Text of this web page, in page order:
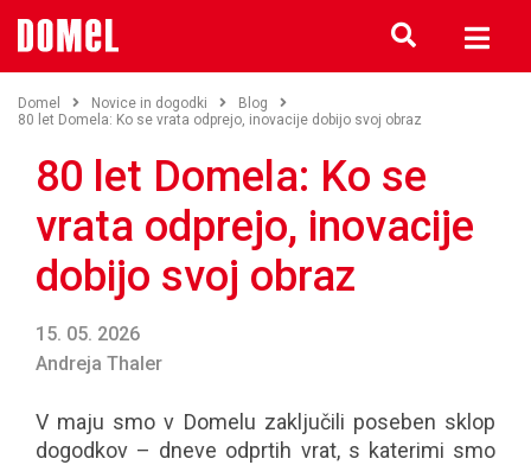
Domel Novice in dogodki
Blog
80 let Domela: Ko se vrata odprejo, inovacije dobijo svoj obraz
80 let Domela: Ko se
vrata odprejo, inovacije
dobijo svoj obraz
15. 05. 2026
Andreja Thaler
V maju smo v Domelu zaključili poseben sklop
dogodkov – dneve odprtih vrat, s katerimi smo